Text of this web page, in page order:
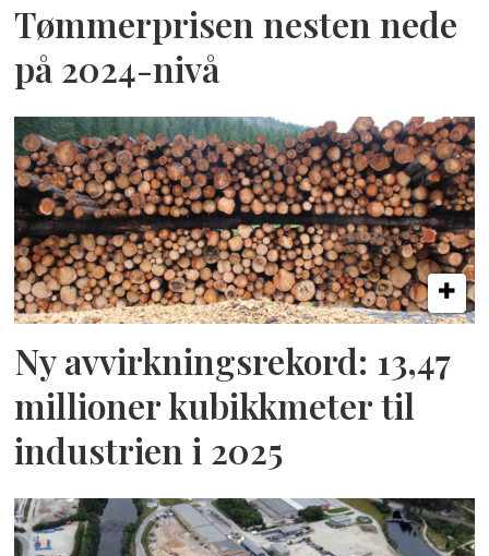
Tømmerprisen nesten nede
på 2024-nivå
Ny avvirkningsrekord: 13,47
millioner kubikkmeter til
industrien i 2025